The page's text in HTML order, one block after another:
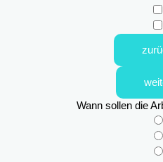
Wann sollen die